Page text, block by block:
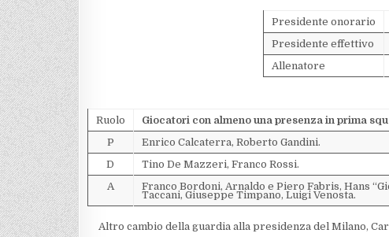
Presidente onorario
Presidente effettivo
Allenatore
Ruolo
Giocatori con almeno una presenza in prima
P
Enrico Calcaterra, Roberto Gandini.
D
Tino De Mazzeri, Franco Rossi.
A
Franco Bordoni, Arnaldo e Piero Fabris, Hans
Taccani, Giuseppe Timpano, Luigi Venosta.
Altro cambio della guardia alla presidenza del Milano,